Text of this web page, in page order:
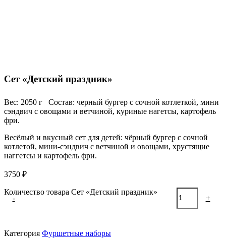
Сет «Детский праздник»
Вес: 2050 г Состав: черный бургер с сочной котлеткой, мини
сэндвич с овощами и ветчиной, куриные нагетсы, картофель
фри.
Весёлый и вкусный сет для детей: чёрный бургер с сочной
котлетой, мини-сэндвич с ветчиной и овощами, хрустящие
наггетсы и картофель фри.
3750 ₽
-
Количество товара Сет «Детский праздник»
+
Категория Фуршетные наборы